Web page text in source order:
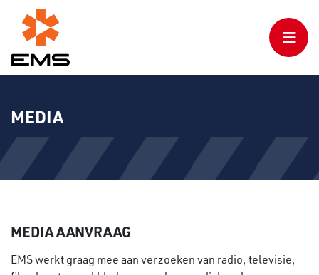
MEDIA
MEDIA AANVRAAG
EMS werkt graag mee aan verzoeken van radio, televisie,